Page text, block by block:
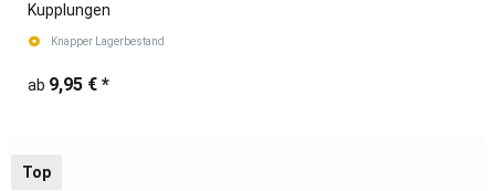
Kupplungen
Knapper Lagerbestand
ab 9,95 € *
Top